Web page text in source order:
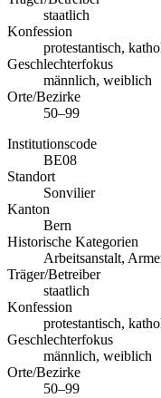
staatlich
Konfession
protestantisch,
Geschlechterfokus
männlich, weiblich
Orte/Bezirke
50–99
Institutionscode
BE08
Standort
Sonvilier
Kanton
Bern
Historische Kategorien
Arbeitsanstalt,
Träger/Betreiber
staatlich
Konfession
protestantisch,
Geschlechterfokus
männlich, weiblich
Orte/Bezirke
50–99